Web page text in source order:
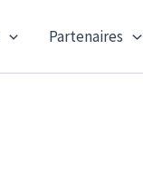
Partenaires